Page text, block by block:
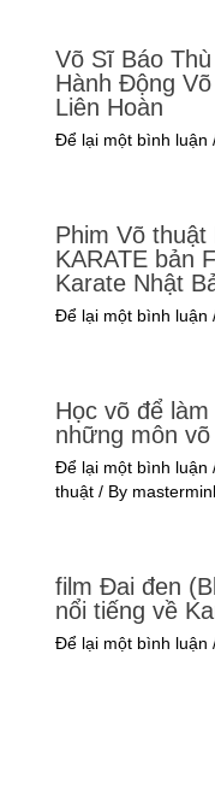
Võ Sĩ Báo
Hành Động
Liên Hoàn
Để lại một bình luận
Phim Võ
KARATE bản
Karate Nhật
Để lại một bình luận
Học võ để
những môn
Để lại một bình luận
thuật/ By
film Đai đen
nổi tiếng về
Để lại một bình luận